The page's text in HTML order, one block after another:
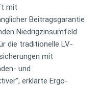
mit
Beitragsgarantie
Niedrigzinsumfeld
die traditionelle LV-
mit
und
erklärte Ergo-